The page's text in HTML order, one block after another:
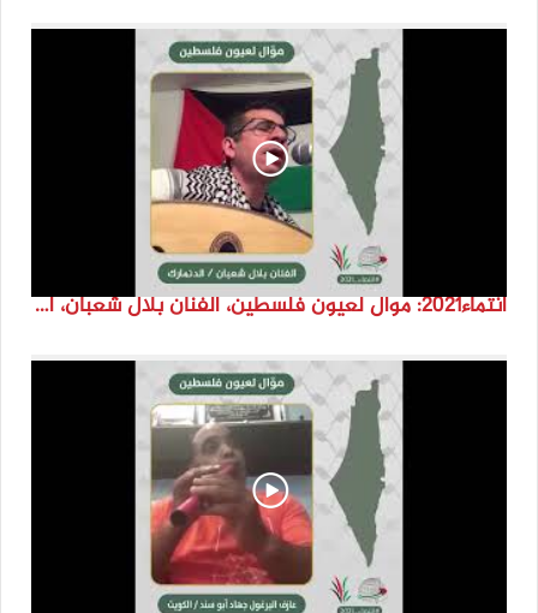
انتماء2021: موال لعيون فلسطين، الفنان بلال شعبان، الدنمارك